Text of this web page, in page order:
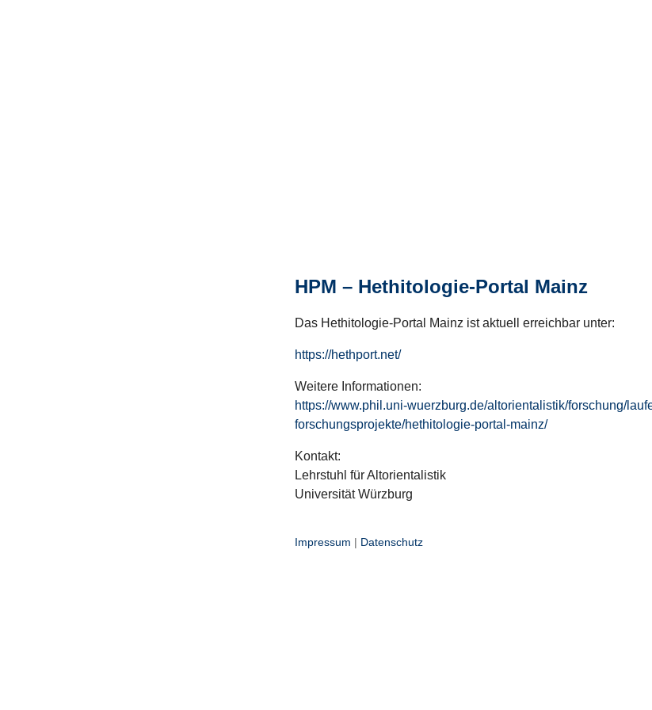
HPM – Hethitologie-Portal Mainz
Das Hethitologie-Portal Mainz ist aktuell erreichbar unter:
https://hethport.net/
Weitere Informationen:
https://www.phil.uni-wuerzburg.de/altorientalistik/forschung/
forschungsprojekte/hethitologie-portal-mainz/
Kontakt:
Lehrstuhl für Altorientalistik
Universität Würzburg
Impressum | Datenschutz